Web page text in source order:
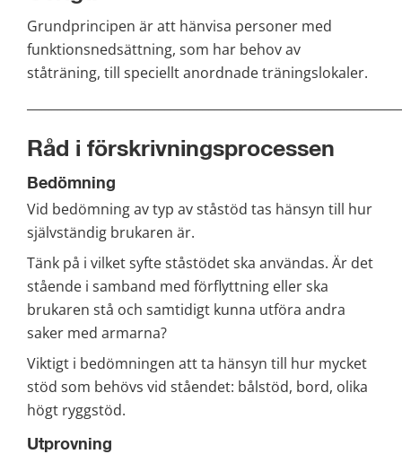
Grundprincipen är att hänvisa personer med
funktionsnedsättning, som har behov av
ståträning, till speciellt anordnade träningslokaler.
Råd i förskrivningsprocessen
Bedömning
Vid bedömning av typ av ståstöd tas hänsyn till hur
självständig brukaren är.
Tänk på i vilket syfte ståstödet ska användas. Är det
stående i samband med förflyttning eller ska
brukaren stå och samtidigt kunna utföra andra
saker med armarna?
Viktigt i bedömningen att ta hänsyn till hur mycket
stöd som behövs vid ståendet: bålstöd, bord, olika
högt ryggstöd.
Utprovning